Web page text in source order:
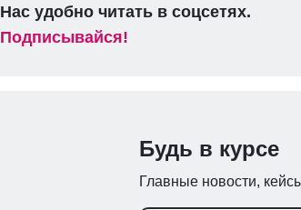
Нас удобно читать в соцсетях.
Подписывайся!
Будь в курсе
Главные новости,